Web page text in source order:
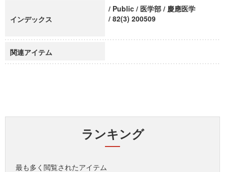
インデックス
/ Public / 医学部 / 慶應医学
/ 82(3) 200509
関連アイテム
ランキング
最も多く閲覧されたアイテム